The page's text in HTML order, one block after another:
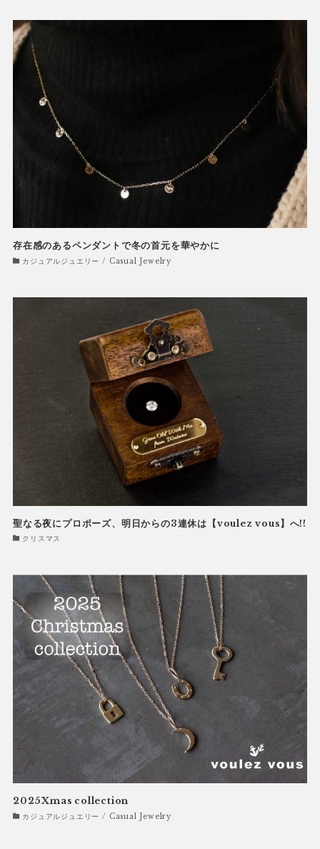
存在感のあるペンダントで冬の首元を華やかに
カジュアルジュエリー / Casual Jewelry
聖なる夜にプロポーズ、明日からの3連休は【voulez vous】へ!!
クリスマス
2025Xmas collection
カジュアルジュエリー / Casual Jewelry